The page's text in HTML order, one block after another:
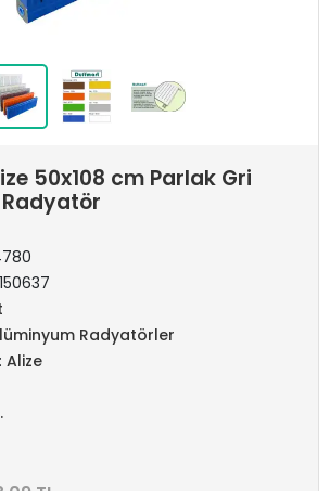
50x108 cm Parlak Gri
Radyatörler
Alize